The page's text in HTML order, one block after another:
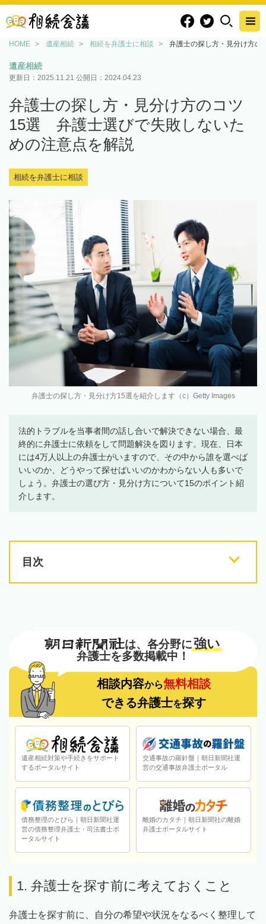
HOME 遺産相続 相続を弁護士に相談 弁護士の探し方・見分け方
遺産相続
更新日： 2025.11.21 公開日： 2024.04.23
弁護士の探し方・見分け方のコツ
15選 弁護士選びで失敗しないた
めの注意点を解説
相続を弁護士に相談
弁護士の探し方・見分け方15選を紹介します（c）Getty Images
法的トラブルを当事者間の話し合いで解決できない場合、最
終的に弁護士に依頼をして問題解決を図ります。現在、日本
には4万人以上の弁護士がいますので、その中から誰を選べば
いいのか、どうやって探せばいいのかわからない人も多いで
しょう。弁護士の選び方・見分け方について15のポイント紹
介します。
目次
は、各分野に強い
弁護士を多数掲載中！
相談内容から無料相談
できる弁護士を探す
遺産相続対策や手続きをサポート
するポータルサイト
交通事故の羅針盤｜朝日新聞社運
営の交通事故弁護士ポータル
債務整理のとびら｜朝日新聞社運
営の債務整理弁護士・司法書士ポ
ータルサイト
離婚のカタチ｜朝日新聞社の離婚
弁護士ポータルサイト
1. 弁護士を探す前に考えておくこと
弁護士を探す前に、自分の希望や状況をなるべく整理して